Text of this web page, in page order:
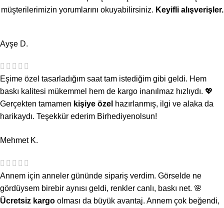
müşterilerimizin yorumlarını okuyabilirsiniz. Keyifli alışverişler.
Ayşe D.
Eşime özel tasarladığım saat tam istediğim gibi geldi. Hem
baskı kalitesi mükemmel hem de kargo inanılmaz hızlıydı. 💖
Gerçekten tamamen kişiye özel hazırlanmış, ilgi ve alaka da
harikaydı. Teşekkür ederim Birhediyenolsun!
Mehmet K.
Annem için anneler gününde sipariş verdim. Görselde ne
gördüysem birebir aynısı geldi, renkler canlı, baskı net. 🌸
Ücretsiz kargo olması da büyük avantaj. Annem çok beğendi,